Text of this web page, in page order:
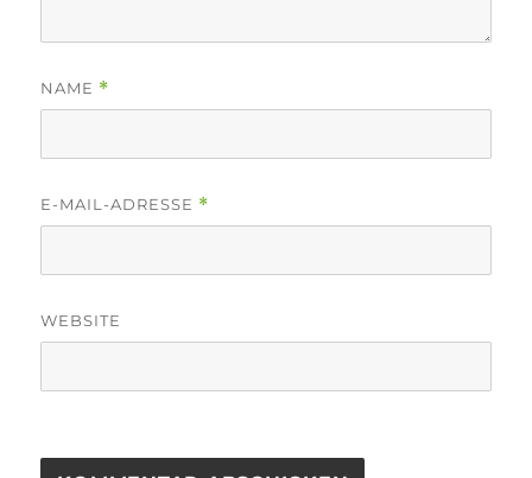
NAME *
E-MAIL-ADRESSE *
WEBSITE